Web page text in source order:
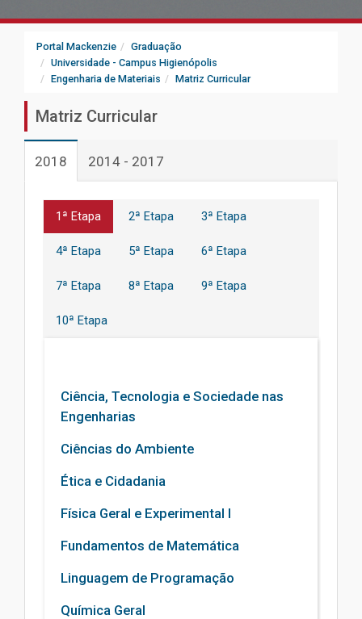
Portal Mackenzie
Graduação
Universidade - Campus Higienópolis
Engenharia de Materiais
Matriz Curricular
Matriz Curricular
2018 2014 - 2017
1ª Etapa 2ª Etapa 3ª Etapa
4ª Etapa 5ª Etapa 6ª Etapa
7ª Etapa 8ª Etapa 9ª Etapa
10ª Etapa
Ciência, Tecnologia e Sociedade nas
Engenharias
Ciências do Ambiente
Ética e Cidadania
Física Geral e Experimental I
Fundamentos de Matemática
Linguagem de Programação
Química Geral